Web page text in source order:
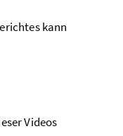
kann
Videos